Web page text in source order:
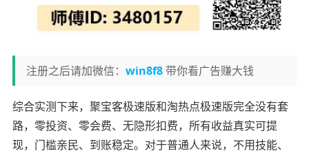
注册之后请加微信： win8f8带你看广告赚大钱
综合实测下来，聚宝客极速版和淘热点极速版完全没有套
路，零投资、零会费、无隐形扣费，所有收益真实可提
现，门槛亲民、到账稳定。对于普通人来说，不用技能、